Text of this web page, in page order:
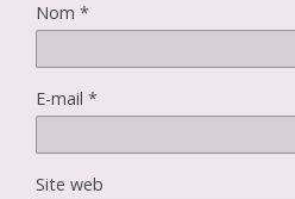
Nom *
E-mail *
Site web